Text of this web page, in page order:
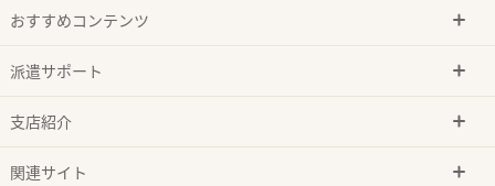
おすすめコンテンツ
派遣サポート
支店紹介
関連サイト